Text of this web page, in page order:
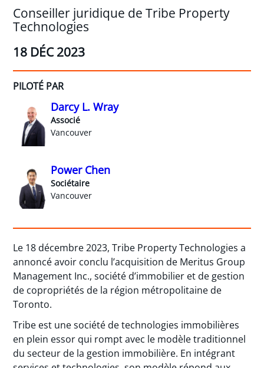
Conseiller juridique de Tribe Property
Technologies
18 DÉC 2023
PILOTÉ PAR
Darcy L. Wray
Associé
Vancouver
Power Chen
Sociétaire
Vancouver
Le 18 décembre 2023, Tribe Property Technologies a
annoncé avoir conclu l’acquisition de Meritus Group
Management Inc., société d’immobilier et de gestion
de copropriétés de la région métropolitaine de
Toronto.
Tribe est une société de technologies immobilières
en plein essor qui rompt avec le modèle traditionnel
du secteur de la gestion immobilière. En intégrant